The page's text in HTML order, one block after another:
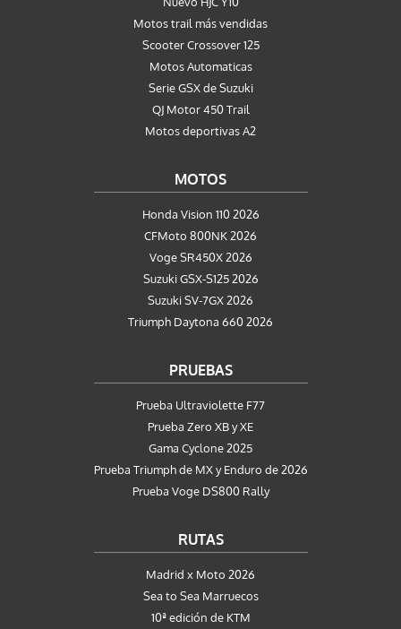
Motos trail más vendidas
Scooter Crossover 125
Motos Automaticas
Serie GSX de Suzuki
QJ Motor 450 Trail
Motos deportivas A2
MOTOS
Honda Vision 110 2026
CFMoto 800NK 2026
Voge SR450X 2026
Suzuki GSX-S125 2026
Suzuki SV-7GX 2026
Triumph Daytona 660 2026
PRUEBAS
Prueba Ultraviolette F77
Prueba Zero XB y XE
Gama Cyclone 2025
Prueba Triumph de MX y Enduro de 2026
Prueba Voge DS800 Rally
RUTAS
Madrid x Moto 2026
Sea to Sea Marruecos
10ª edición de KTM